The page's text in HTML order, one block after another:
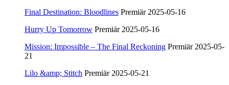
Final Destination: Bloodlines Premiär 2025-05-16
Hurry Up Tomorrow Premiär 2025-05-16
Mission: Impossible – The Final Reckoning Premiär 2025-05-
21
Lilo &amp; Stitch Premiär 2025-05-21